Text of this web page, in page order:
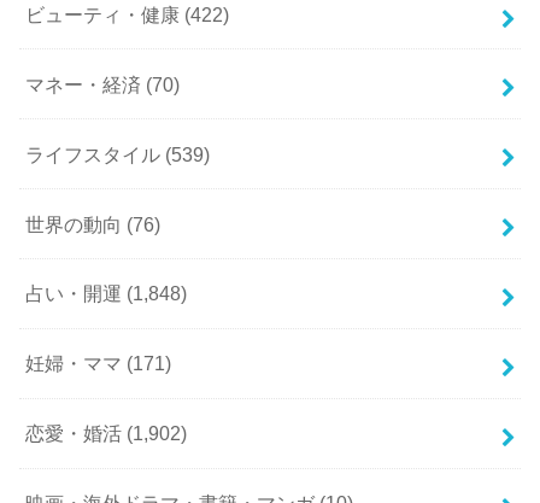
ビューティ・健康 (422)
マネー・経済 (70)
ライフスタイル (539)
世界の動向 (76)
占い・開運 (1,848)
妊婦・ママ (171)
恋愛・婚活 (1,902)